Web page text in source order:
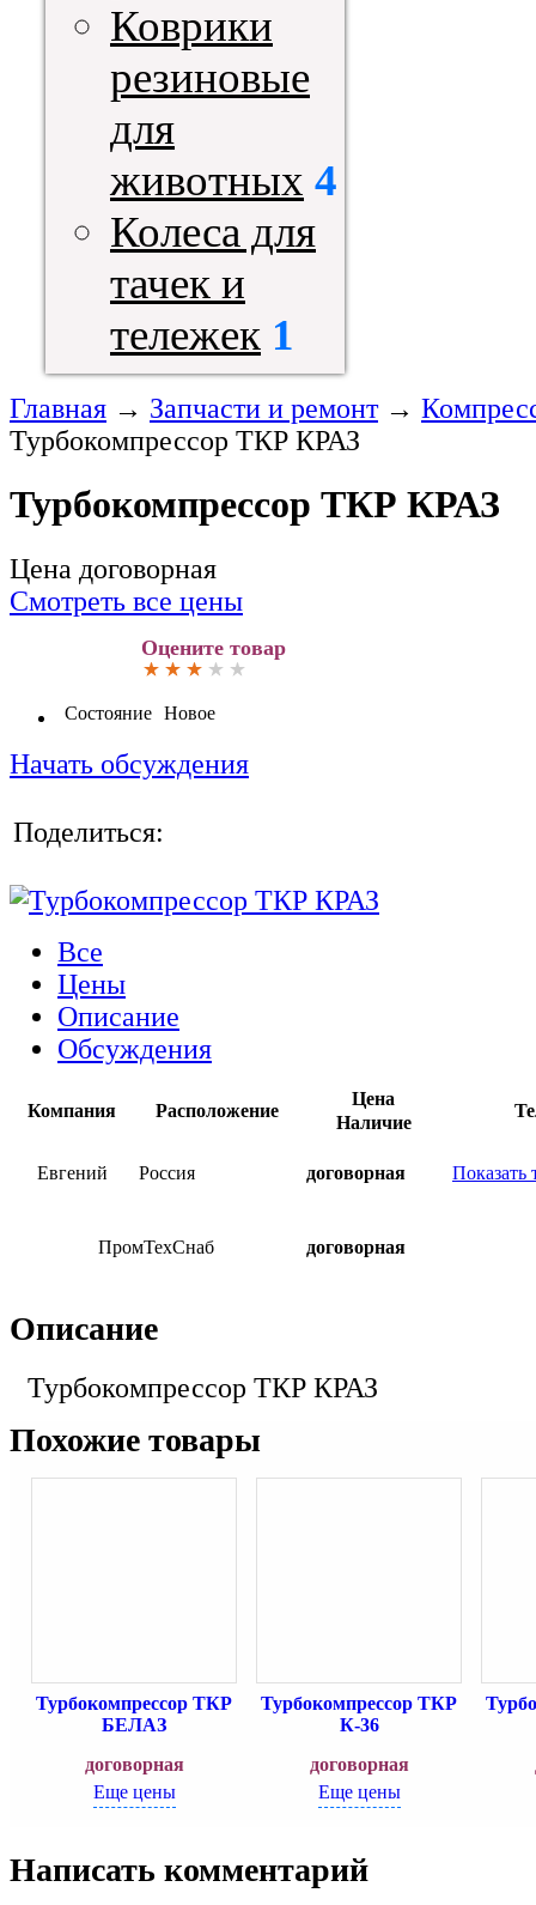
Коврики
резиновые
для
животных 4
Колеса для
тачек и
тележек 1
Главная → Запчасти и ремонт→
Турбокомпрессор ТКР КРАЗ
Турбокомпрессор ТКР КРАЗ
Цена договорная
Смотреть все цены
Оцените товар
Состояние Новое
Начать обсуждения
Поделиться:
Все
Цены
Описание
Обсуждения
Компания Расположение
Цена
Наличие
Евгений Россия договорная Показать
ПромТехСнаб договорная
Описание
Турбокомпрессор ТКР КРАЗ
Похожие товары
Турбокомпрессор ТКР
БЕЛАЗ
договорная
Еще цены
Турбокомпрессор ТКР
К-36
договорная
Еще цены
Написать комментарий